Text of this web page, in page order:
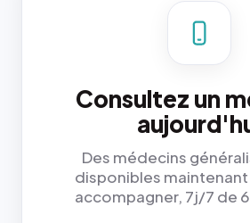
Consultez un
Des médecins
disponibles
accompagner, 7j/7 de